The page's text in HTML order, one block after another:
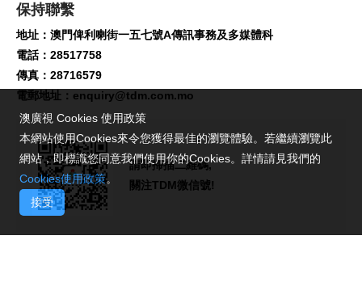
保持聯繫
地址：澳門俾利喇街一五七號A傳訊事務及多媒體科
電話：28517758
傳真：28716579
電郵地址： enquiry@tdm.com.mo
請即掃描二維碼,
關注TDM微信號!
澳廣視 Cookies 使用政策
本網站使用Cookies來令您獲得最佳的瀏覽體驗。若繼續瀏覽此
網站，即標識您同意我們使用你的Cookies。詳情請見我們的
Cookies使用政策。
接受